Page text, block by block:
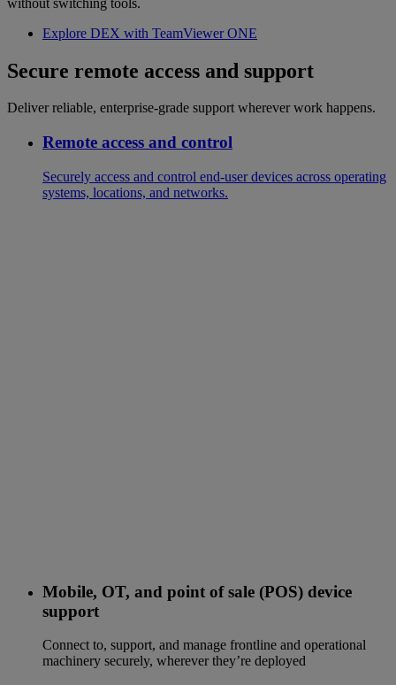
Explore DEX with TeamViewer ONE
Secure remote access and support
Deliver reliable, enterprise-grade support wherever work happens.
Remote access and control
Securely access and control end-user devices across operating
systems, locations, and networks.
Mobile, OT, and point of sale (POS) device
support
Connect to, support, and manage frontline and operational
machinery securely, wherever they’re deployed